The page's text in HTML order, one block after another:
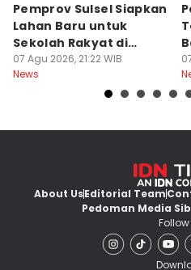
Pemprov Sulsel Siapkan
Lahan Baru untuk
Sekolah Rakyat di
Makassar
07 Agu 2026, 21:22 WIB
News
About UsEditorial Team
Pedoman Media
Follow